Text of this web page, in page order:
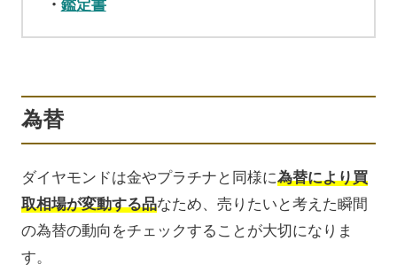
鑑定書
為替
ダイヤモンドは金やプラチナと同様に為替により買
取相場が変動する品なため、売りたいと考えた瞬間
の為替の動向をチェックすることが大切になりま
す。